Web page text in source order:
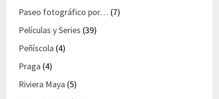
Paseo fotográfico por… (7)
Películas y Series (39)
Peñíscola (4)
Praga (4)
Riviera Maya (5)